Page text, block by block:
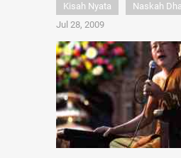
Kisah Nyata
Naskah
Jul 28, 2009